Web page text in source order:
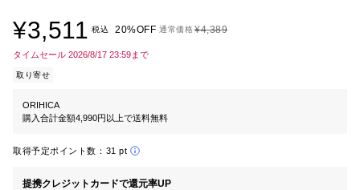
¥3,511 税込 20%OFF 通常価格¥4,389
タイムセール 2026/8/17 23:59まで
取り寄せ
ORIHICA
購入合計金額4,990円以上で送料無料
取得予定ポイント数： 31 pt
提携クレジットカードで還元率UP